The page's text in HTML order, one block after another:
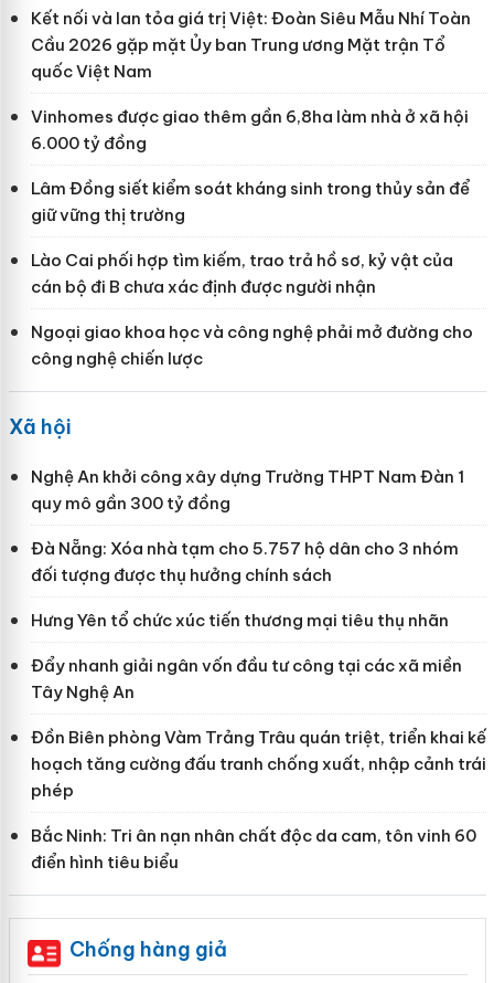
Kết nối và lan tỏa giá trị Việt: Đoàn Siêu Mẫu Nhí Toàn
Cầu 2026 gặp mặt Ủy ban Trung ương Mặt trận Tổ
quốc Việt Nam
Vinhomes được giao thêm gần 6,8ha làm nhà ở xã hội
6.000 tỷ đồng
Lâm Đồng siết kiểm soát kháng sinh trong thủy sản để
giữ vững thị trường
Lào Cai phối hợp tìm kiếm, trao trả hồ sơ, kỷ vật của
cán bộ đi B chưa xác định được người nhận
Ngoại giao khoa học và công nghệ phải mở đường cho
công nghệ chiến lược
Xã hội
Nghệ An khởi công xây dựng Trường THPT Nam Đàn 1
quy mô gần 300 tỷ đồng
Đà Nẵng: Xóa nhà tạm cho 5.757 hộ dân cho 3 nhóm
đối tượng được thụ hưởng chính sách
Hưng Yên tổ chức xúc tiến thương mại tiêu thụ nhãn
Đẩy nhanh giải ngân vốn đầu tư công tại các xã miền
Tây Nghệ An
Đồn Biên phòng Vàm Trảng Trâu quán triệt, triển khai kế
hoạch tăng cường đấu tranh chống xuất, nhập cảnh trái
phép
Bắc Ninh: Tri ân nạn nhân chất độc da cam, tôn vinh 60
điển hình tiêu biểu
Chống hàng giả